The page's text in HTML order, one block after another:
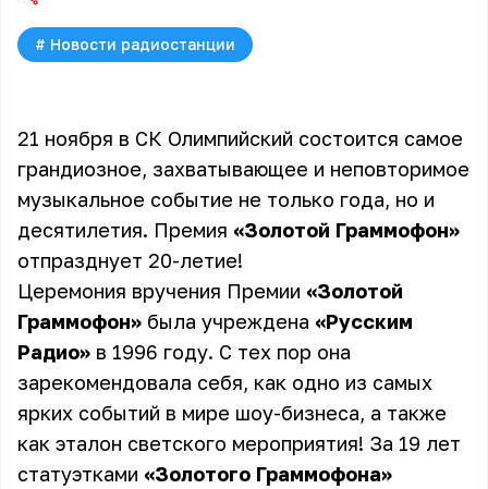
# Новости радиостанции
21 ноября в СК Олимпийский состоится самое
грандиозное, захватывающее и неповторимое
музыкальное событие не только года, но и
десятилетия. Премия «Золотой Граммофон»
отпразднует 20-летие!
Церемония вручения Премии «Золотой
Граммофон» была учреждена «Русским
Радио» в 1996 году. С тех пор она
зарекомендовала себя, как одно из самых
ярких событий в мире шоу-бизнеса, а также
как эталон светского мероприятия! За 19 лет
статуэтками «Золотого Граммофона»